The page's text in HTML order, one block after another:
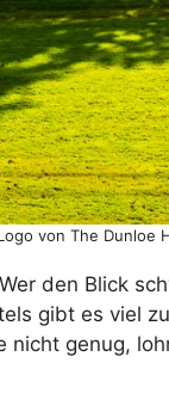
von The Dunloe
den Blick
gibt es viel
nicht genug,